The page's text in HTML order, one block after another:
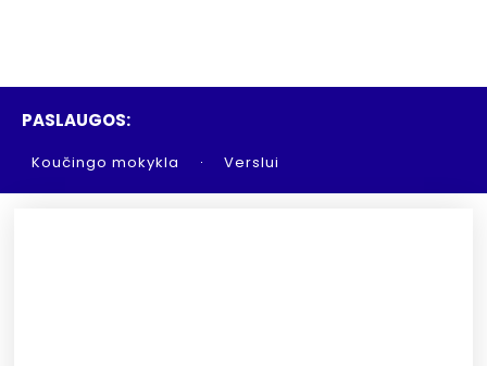
PASLAUGOS:
Koučingo mokykla Verslui